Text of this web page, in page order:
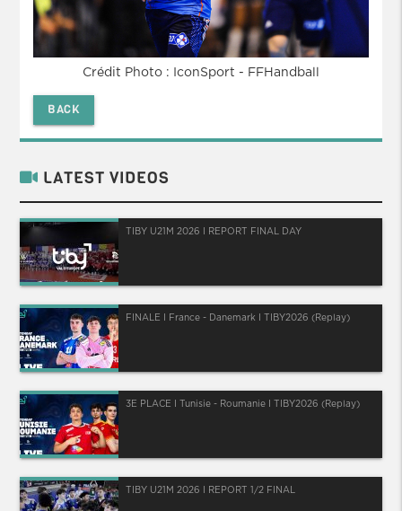
Crédit Photo : IconSport - FFHandball
BACK
LATEST VIDEOS
TIBY U21M 2026 I REPORT FINAL DAY
FINALE I France - Danemark I TIBY2026 (Replay)
3E PLACE I Tunisie - Roumanie I TIBY2026 (Replay)
TIBY U21M 2026 I REPORT 1/2 FINAL